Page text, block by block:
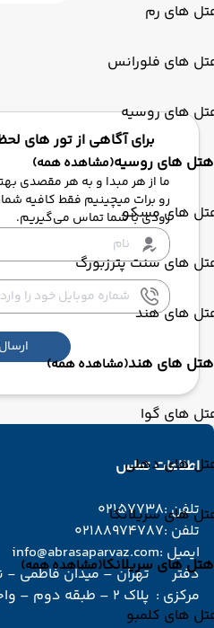
های رم
های فلورانس
های روسیه
هتل های روسیه(مشاهده همه)
های مسکو
های سنت پترزبورگ
های هند
هتل های هند(مشاهده همه)
های گوا
های دهلی
های سریلانکا
هتل های سریلانکا(مشاهده همه)
های کلمبو
برای آگاهی از تور های
ما از هر مبدا و به هر مقصدی
رو برات میچینیم فقط کافیه
زودی با شما تماس می‌گیریم.
ارسال
اطلاعات تماس
تلفن :02157738
تلفن :02188974787
ایمیل :info@abrasaparvaz.com
دفتر
مرکزی :
تهران – میدان فاطمی
پلاک 2 – طبقه دوم – واحد 201